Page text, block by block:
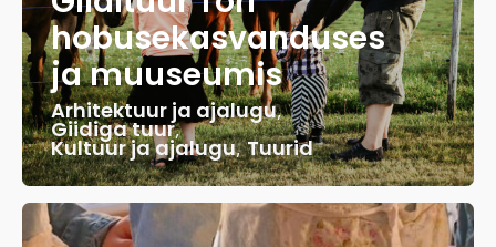
hobusekasvanduses
ja muuseumis
Arhitektuur ja ajalugu,
Giidiga tuur,
Kultuur ja ajalugu,Tuurid